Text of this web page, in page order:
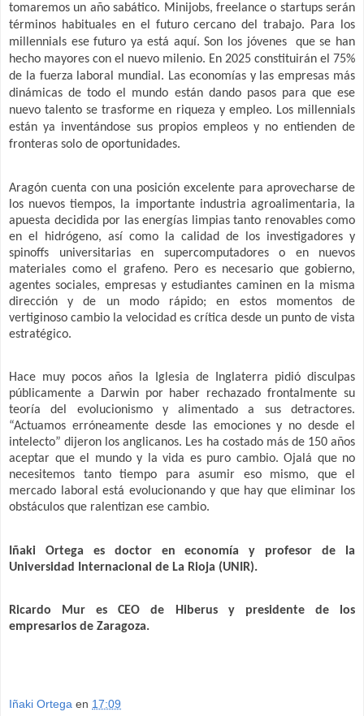
tomaremos un año sabático. Minijobs, freelance o startups serán
términos habituales en el futuro cercano del trabajo. Para los
millennials ese futuro ya está aquí. Son los jóvenes
que se han
hecho mayores con el nuevo milenio. En 2025 constituirán el 75%
de la fuerza laboral mundial. Las economías y las empresas más
dinámicas de todo el mundo están dando pasos para que ese
nuevo talento se trasforme en riqueza y empleo. Los millennials
están ya inventándose sus propios empleos y no entienden de
fronteras solo de oportunidades.
Aragón cuenta con una posición excelente para aprovecharse de
los nuevos tiempos, la importante industria agroalimentaria, la
apuesta decidida por las energías limpias tanto renovables como
en el hidrógeno, así como la calidad de los investigadores y
spinoffs universitarias en supercomputadores o en nuevos
materiales como el grafeno. Pero es necesario que gobierno,
agentes sociales, empresas y estudiantes caminen en la misma
dirección y de un modo rápido; en estos momentos de
vertiginoso cambio la velocidad es crítica desde un punto de vista
estratégico.
Hace muy pocos años la Iglesia de Inglaterra pidió disculpas
públicamente a Darwin por haber rechazado frontalmente su
teoría del evolucionismo y alimentado a sus detractores.
“Actuamos erróneamente desde las emociones y no desde el
intelecto” dijeron los anglicanos. Les ha costado más de 150 años
aceptar que el mundo y la vida es puro cambio. Ojalá que no
necesitemos tanto tiempo para asumir eso mismo, que el
mercado laboral está evolucionando y que hay que eliminar los
obstáculos que ralentizan ese cambio.
Iñaki Ortega es doctor en economía y profesor de la
Universidad Internacional de La Rioja (UNIR).
Ricardo Mur es CEO de Hiberus y presidente de los
empresarios de Zaragoza.
Iñaki Ortega en 17:09